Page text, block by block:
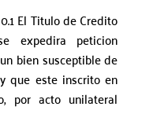
El Titulo de Credito
expedira peticion
bien susceptible de
que este inscrito en
por acto unilateral